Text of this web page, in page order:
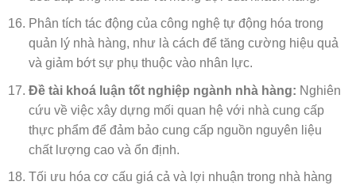
Phân tích tác động của công nghệ tự động hóa trong
quản lý nhà hàng, như là cách để tăng cường hiệu quả
và giảm bớt sự phụ thuộc vào nhân lực.
Đề tài khoá luận tốt nghiệp ngành nhà hàng: Nghiên
cứu về việc xây dựng mối quan hệ với nhà cung cấp
thực phẩm để đảm bảo cung cấp nguồn nguyên liệu
chất lượng cao và ổn định.
Tối ưu hóa cơ cấu giá cả và lợi nhuận trong nhà hàng